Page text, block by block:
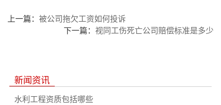
上一篇： 被公司拖欠工资如何投诉
视同工伤死亡公司赔偿标准是多少
下一篇：
新闻资讯
水利工程资质包括哪些